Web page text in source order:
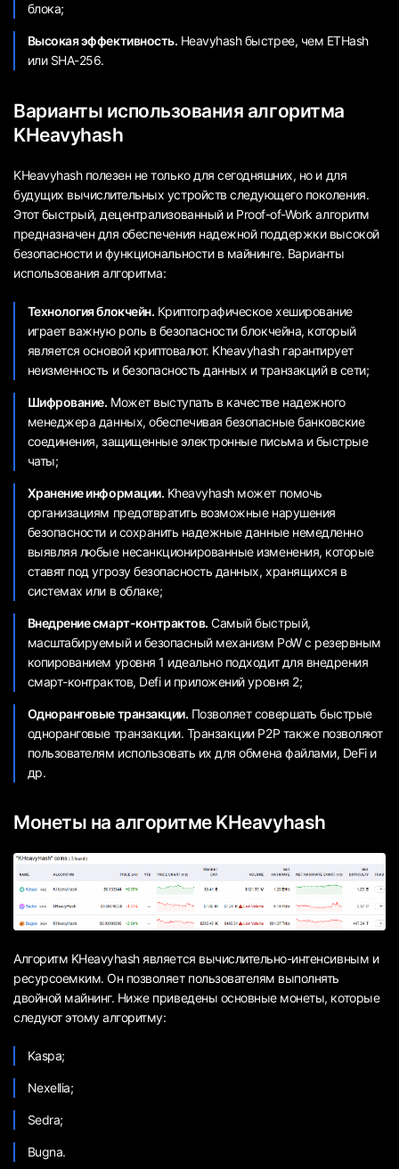
блока;
Высокая эффективность. Heavyhash быстрее, чем ETHash
или SHA-256.
Варианты использования алгоритма
KHeavyhash
KHeavyhash полезен не только для сегодняшних, но и для
будущих вычислительных устройств следующего поколения.
Этот быстрый, децентрализованный и Proof-of-Work алгоритм
предназначен для обеспечения надежной поддержки высокой
безопасности и функциональности в майнинге. Варианты
использования алгоритма:
Технология блокчейн. Криптографическое хеширование
играет важную роль в безопасности блокчейна, который
является основой криптовалют. Kheavyhash гарантирует
неизменность и безопасность данных и транзакций в сети;
Шифрование. Может выступать в качестве надежного
менеджера данных, обеспечивая безопасные банковские
соединения, защищенные электронные письма и быстрые
чаты;
Хранение информации. Kheavyhash может помочь
организациям предотвратить возможные нарушения
безопасности и сохранить надежные данные немедленно
выявляя любые несанкционированные изменения, которые
ставят под угрозу безопасность данных, хранящихся в
системах или в облаке;
Внедрение смарт-контрактов. Самый быстрый,
масштабируемый и безопасный механизм PoW с резервным
копированием уровня 1 идеально подходит для внедрения
смарт-контрактов, Defi и приложений уровня 2;
Одноранговые транзакции. Позволяет совершать быстрые
одноранговые транзакции. Транзакции P2P также позволяют
пользователям использовать их для обмена файлами, DeFi и
др.
Монеты на алгоритме KHeavyhash
Алгоритм KHeavyhash является вычислительно-интенсивным и
ресурсоемким. Он позволяет пользователям выполнять
двойной майнинг. Ниже приведены основные монеты, которые
следуют этому алгоритму:
Kaspa;
Nexellia;
Sedra;
Bugna.